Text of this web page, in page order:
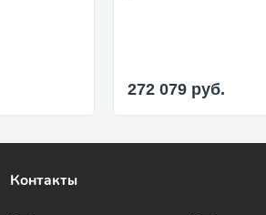
272 079 руб.
Контакты